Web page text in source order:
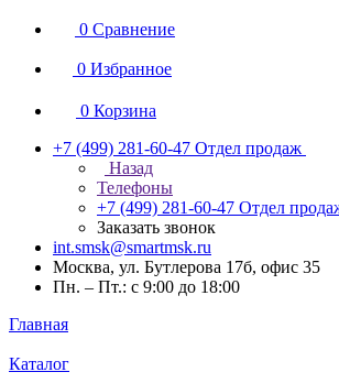
0 Сравнение
0 Избранное
0 Корзина
+7 (499) 281-60-47 Отдел продаж
Назад
Телефоны
+7 (499) 281-60-47 Отдел
Заказать звонок
int.smsk@smartmsk.ru
Москва, ул. Бутлерова 17б, офис 35
Пн. – Пт.: с 9:00 до 18:00
Главная
Каталог